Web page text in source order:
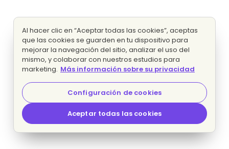
Al hacer clic en “Aceptar todas las cookies”, aceptas
que las cookies se guarden en tu dispositivo para
mejorar la navegación del sitio, analizar el uso del
mismo, y colaborar con nuestros estudios para
marketing. Más información sobre su privacidad
Configuración de cookies
Aceptar todas las cookies